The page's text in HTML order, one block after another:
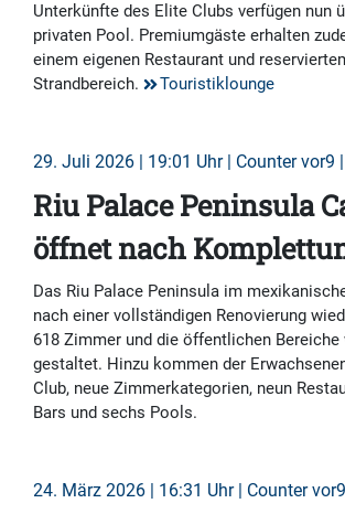
Unterkünfte des Elite Clubs verfügen nun
privaten Pool. Premiumgäste erhalten
einem eigenen Restaurant und
Strandbereich.
Touristiklounge
29. Juli 2026 | 19:01 Uhr | Counter vor9
Riu Palace Peninsula
öffnet nach
Das Riu Palace Peninsula im
nach einer vollständigen Renovierung
618 Zimmer und die öffentlichen Bereiche
gestaltet. Hinzu kommen der
Club, neue Zimmerkategorien, neun
Bars und sechs Pools.
24. März 2026 | 16:31 Uhr | Counter